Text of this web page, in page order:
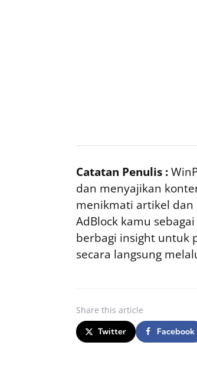
Catatan Penulis :
dan menyajikan
menikmati artikel
AdBlock kamu
berbagi insight untuk
secara langsung
Share this article
Twitter Facebook